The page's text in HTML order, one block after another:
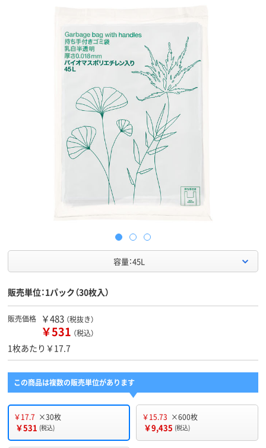
容量：45L
販売単位：1パック（30枚入）
販売価格 ￥483 （税抜き）
￥531 （税込）
1枚あたり￥17.7
この商品は複数の販売単位があります
￥17.7 ×30枚
￥531 (税込)
￥15.73 ×600枚
￥9,435 (税込)